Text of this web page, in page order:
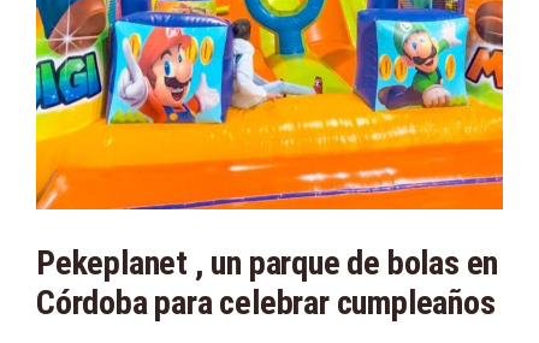
Pekeplanet , un parque de bolas en
Córdoba para celebrar cumpleaños